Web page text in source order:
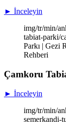
► İnceleyin
img/tr/min/
tabiat-parki/
Parkı | Gezi
Rehberi
Çamkoru
► İnceleyin
img/tr/min/
semerkandi-